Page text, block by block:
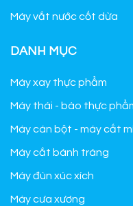
Máy vắt nước cốt dừa
DANH MỤC
Máy xay thực phẩm
Máy thái - bào thực
Máy cán bột - máy cắt
Máy cắt bánh tráng
Máy đùn xúc xích
Máy cưa xương